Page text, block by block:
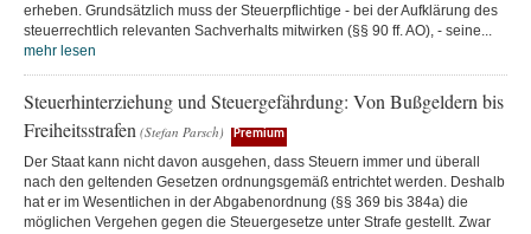
erheben. Grundsätzlich muss der Steuerpflichtige - bei der Aufklärung des
steuerrechtlich relevanten Sachverhalts mitwirken (§§ 90 ff. AO), - seine...
mehr lesen
Steuerhinterziehung und Steuergefährdung: Von Bußgeldern bis
Freiheitsstrafen (Stefan Parsch) Premium
Der Staat kann nicht davon ausgehen, dass Steuern immer und überall
nach den geltenden Gesetzen ordnungsgemäß entrichtet werden. Deshalb
hat er im Wesentlichen in der Abgabenordnung (§§ 369 bis 384a) die
möglichen Vergehen gegen die Steuergesetze unter Strafe gestellt. Zwar